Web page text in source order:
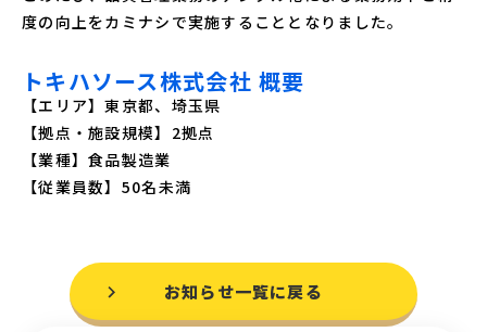
度の向上をカミナシで実施することとなりました。
トキハソース株式会社 概要
【エリア】東京都、埼玉県
【拠点・施設規模】2拠点
【業種】食品製造業
【従業員数】50名未満
お知らせ一覧に戻る